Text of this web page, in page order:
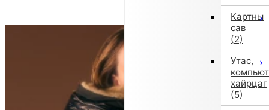
Картны
сав
(2)
Утас,
хайрцаг
(5)